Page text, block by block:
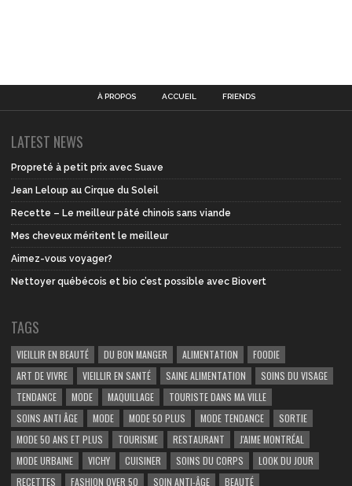
À PROPOS ACCUEIL FRIENDS
LATEST NEWS
Propreté à petit prix avec Suave
Jean Leloup au Cirque du Soleil
Recette – Le meilleur pâté chinois sans viande
Mes cheveux méritent le meilleur
Aimez-vous voyager?
Nettoyer québécois et bio c’est possible avec Biovert
TAGS
VIEILLIR EN BEAUTÉ DU BON MANGER ALIMENTATION
FOODIE
ART DE VIVRE
VIEILLIR EN SANTÉ SAINE ALIMENTATION
SOINS DU VISAGE
TENDANCE
MODE MAQUILLAGE
TOURISTE DANS MA VILLE
SOINS ANTI ÂGE
MODE MODE 50 PLUS MODE TENDANCE
SORTIE
MODE 50 ANS ET PLUS
TOURISME RESTAURANT
J'AIME MONTRÉAL
MODE URBAINE
VICHY CUISINER SOINS DU CORPS
LOOK DU JOUR
RECETTES
FASHION OVER 50 SOIN ANTI-ÂGE BEAUTÉ